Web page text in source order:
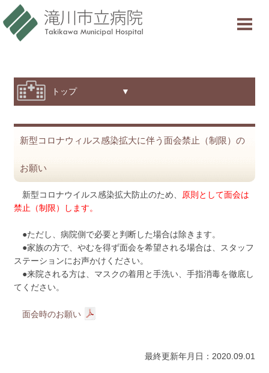
当院について
診療科・部門紹介
採用情報
交通アクセス
意見箱
診療受付時間
サイトマップ
トップ ▼
新型コロナウィルス感染拡大に伴う面会禁止（制限）の
お願い
新型コロナウイルス感染拡大防止のため、
原則として面会は
禁止（制限）します。
●ただし、病院側で必要と判断した場合は除きます。
●家族の方で、やむを得ず面会を希望される場合は、スタッフ
ステーションにお声かけください。
●来院される方は、マスクの着用と手洗い、手指消毒を徹底し
てください。
面会時のお願い
最終更新年月日：2020.09.01